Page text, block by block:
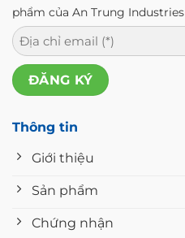
phẩm của An Trung Industries
Thông tin
Giới thiệu
Sản phẩm
Chứng nhận